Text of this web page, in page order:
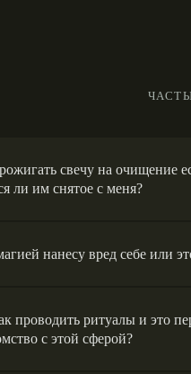
свечу на очищение
ли им снятое с меня?
нанесу вред себе или
проводить ритуалы и это
с этой сферой?